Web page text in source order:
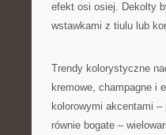
efekt osi osiej. Dekolty
wstawkami z tiulu lub
Trendy kolorystyczne
kremowe, champagne i
kolorowymi akcentami
równie bogate –